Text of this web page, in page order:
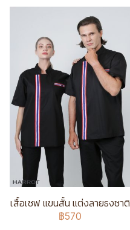
เสื้อเชฟ แขนสั้น แต่งลายธงชาติ
฿570